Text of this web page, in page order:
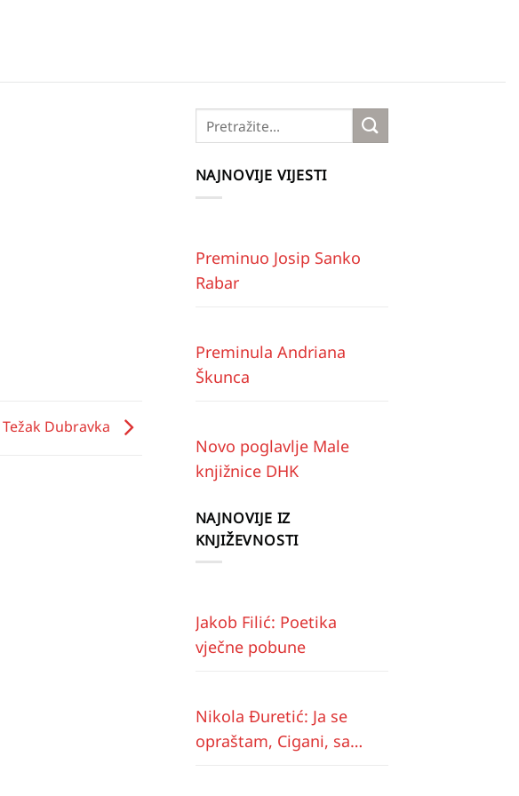
Težak Dubravka
NAJNOVIJE VIJESTI
Preminuo Josip Sanko
Rabar
Preminula Andriana
Škunca
Novo poglavlje Male
knjižnice DHK
NAJNOVIJE IZ
KNJIŽEVNOSTI
Jakob Filić: Poetika
vječne pobune
Nikola Đuretić: Ja se
opraštam, Cigani, sa